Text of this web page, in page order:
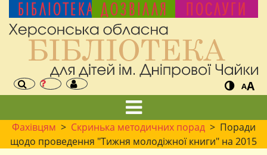
БІБЛІОТЕКА ДОЗВІЛЛЯ ПОСЛУГИ
AA
Фахівцям > Скринька методичних порад> Поради
щодо проведення "Тижня молодіжної книги" на 2015